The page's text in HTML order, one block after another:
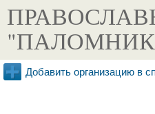
Добавить организацию в